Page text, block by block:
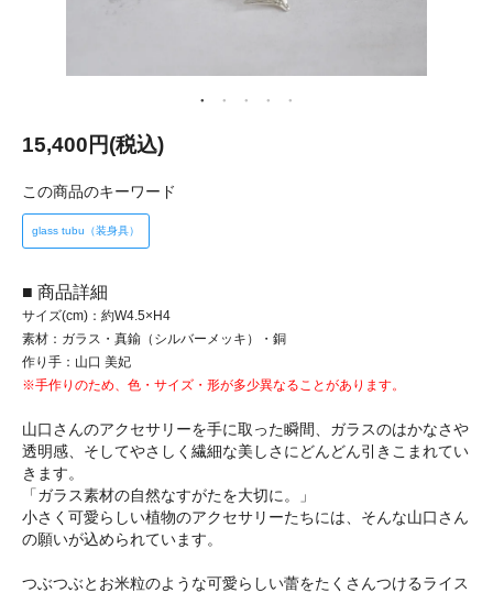
15,400円(税込)
この商品のキーワード
glass tubu（装身具）
■ 商品詳細
サイズ(cm)：約W4.5×H4
素材：ガラス・真鍮（シルバーメッキ）・銅
作り手：山口 美妃
※手作りのため、色・サイズ・形が多少異なることがあります。
山口さんのアクセサリーを手に取った瞬間、ガラスのはかなさや
透明感、そしてやさしく繊細な美しさにどんどん引きこまれてい
きます。
「ガラス素材の自然なすがたを大切に。」
小さく可愛らしい植物のアクセサリーたちには、そんな山口さん
の願いが込められています。
つぶつぶとお米粒のような可愛らしい蕾をたくさんつけるライス